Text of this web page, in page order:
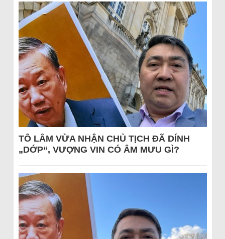
TÔ LÂM VỪA NHẬN CHỦ TỊCH ĐÃ DÍNH
„DỚP“, VƯỢNG VIN CÓ ÂM MƯU GÌ?